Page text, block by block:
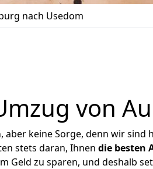
nach Usedom
von
keine Sorge, denn wir sind
stets daran, Ihnen die besten
Geld zu sparen, und deshalb